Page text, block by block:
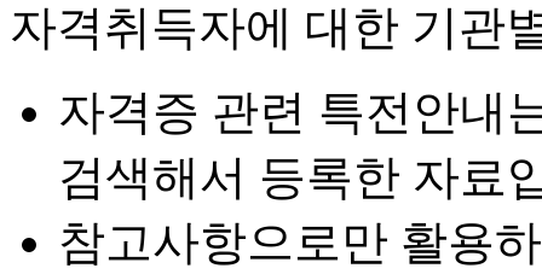
자격취득자에 대한 기관
자격증 관련 특전안내
검색해서 등록한 자료
참고사항으로만 활용